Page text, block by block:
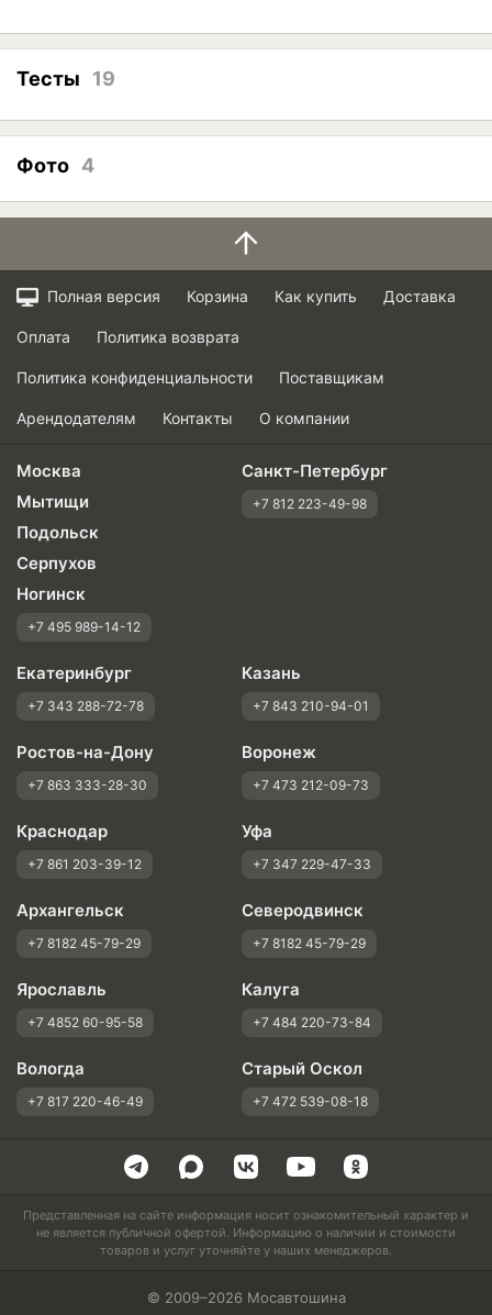
Тесты 19
Фото 4
Полная версия Корзина Как купить Доставка
Оплата Политика возврата
Политика конфиденциальности Поставщикам
Арендодателям Контакты О компании
Москва
Мытищи
Подольск
Серпухов
Ногинск
+7 495 989-14-12
Санкт-Петербург
+7 812 223-49-98
Екатеринбург
+7 343 288-72-78
Казань
+7 843 210-94-01
Ростов-на-Дону
+7 863 333-28-30
Воронеж
+7 473 212-09-73
Краснодар
+7 861 203-39-12
Уфа
+7 347 229-47-33
Архангельск
+7 8182 45-79-29
Северодвинск
+7 8182 45-79-29
Ярославль
+7 4852 60-95-58
Калуга
+7 484 220-73-84
Вологда
+7 817 220-46-49
Старый Оскол
+7 472 539-08-18
Представленная на сайте информация носит ознакомительный характер и
не является публичной офертой. Информацию о наличии и стоимости
товаров и услуг уточняйте у наших менеджеров.
© 2009–2026 Мосавтошина